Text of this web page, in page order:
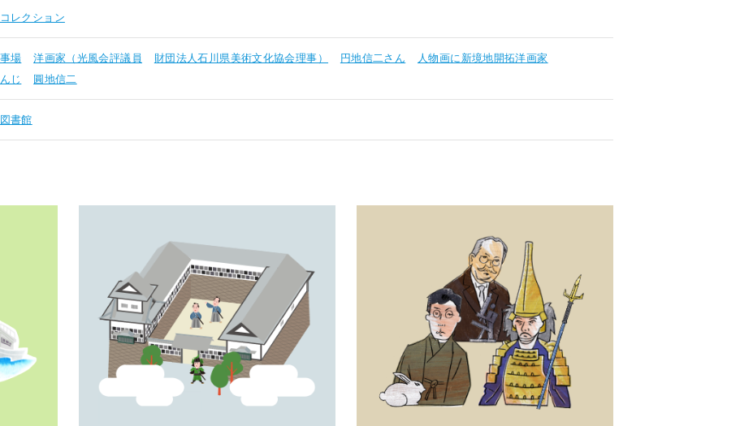
レクション
場 洋画家（光風会評議員 財団法人石川県美術文化協会理事） 円地信二さん
人物画に新境地開拓洋画家
じ
圓地信二
書館